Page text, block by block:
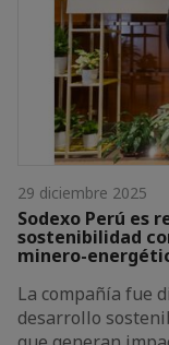
29 diciembre 2025
Sodexo Perú es
sostenibilidad
minero-
La compañía fue
desarrollo